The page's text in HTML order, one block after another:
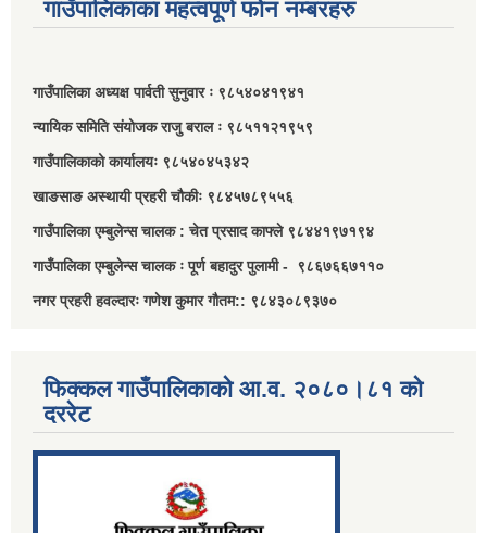
गाउँपालिकाका महत्वपूर्ण फोन नम्बरहरु
गाउँपालिका अध्यक्ष पार्वती सुनुवार ः ९८५४०४१९४१
न्यायिक समिति संयोजक राजु बराल ः ९८५११२१९५९
गाउँपालिकाको कार्यालयः ९८५४०४५३४२
खाङसाङ अस्थायी प्रहरी चौकीः ९८४५७८९५५६
गाउँपालिका एम्बुलेन्स चालक : चेत प्रसाद काफ्ले ९८४४१९७१९४
गाउँपालिका एम्बुलेन्स चालक ः पूर्ण बहादुर पुलामी - ९८६७६६७११०
नगर प्रहरी हवल्दारः गणेश कुमार गौतम:: ९८४३०८९३७०
फिक्कल गाउँपालिकाको आ.व. २०८०।८१ को
दररेट